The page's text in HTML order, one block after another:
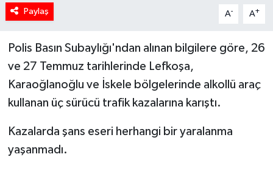
Paylaş A- A+
Polis Basın Subaylığı'ndan alınan bilgilere göre, 26
ve 27 Temmuz tarihlerinde Lefkoşa,
Karaoğlanoğlu ve İskele bölgelerinde alkollü araç
kullanan üç sürücü trafik kazalarına karıştı.
Kazalarda şans eseri herhangi bir yaralanma
yaşanmadı.